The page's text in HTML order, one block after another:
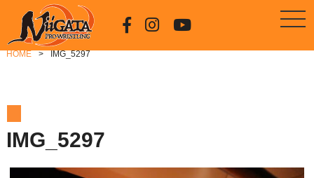
HOME IMG_5297
IMG_5297